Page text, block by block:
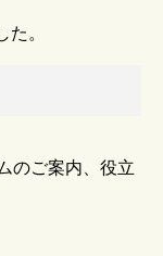
。
のご案内、役立